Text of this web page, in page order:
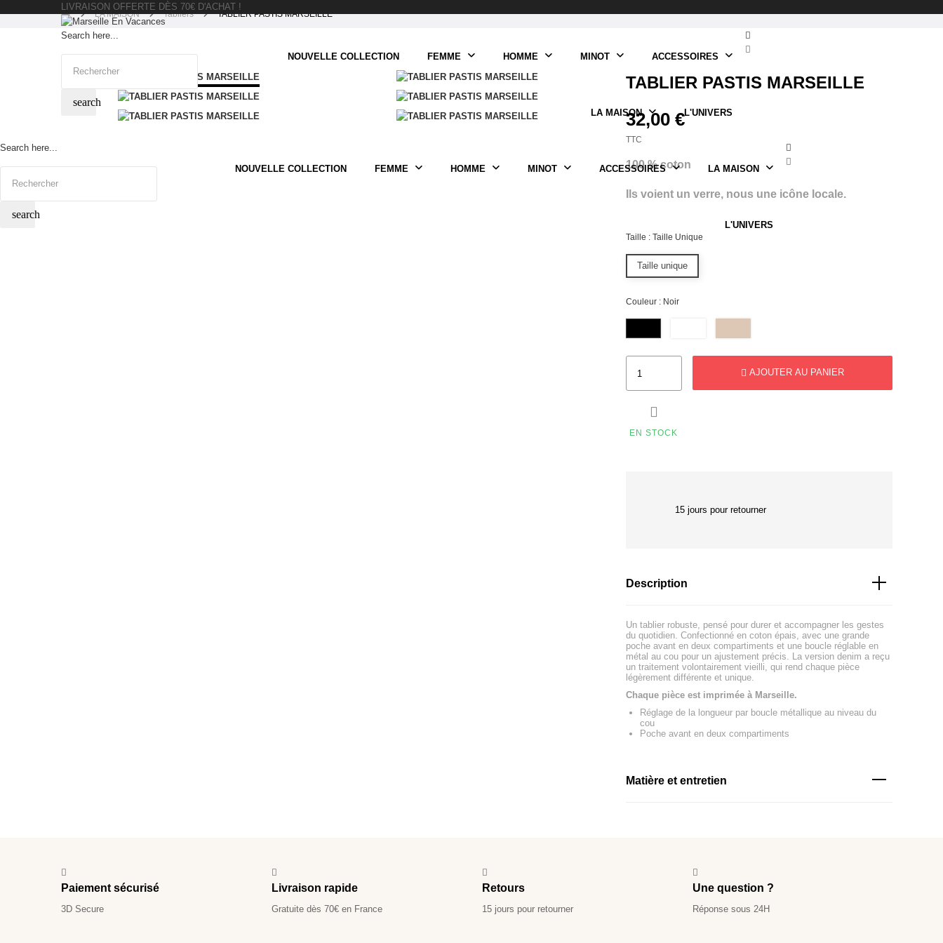
LIVRAISON OFFERTE DÈS 70€ D'ACHAT !
Search here...
search
NOUVELLE COLLECTION FEMME HOMME MINOT ACCESSOIRES
LA MAISON L'UNIVERS
Search here...
search
NOUVELLE COLLECTION FEMME HOMME MINOT ACCESSOIRES LA MAISON
L'UNIVERS
LA MAISON Tabliers TABLIER PASTIS MARSEILLE
TABLIER PASTIS MARSEILLE
32,00 €
TTC
100 % coton
Ils voient un verre, nous une icône locale.
Taille : Taille Unique
Taille unique
Couleur : Noir
AJOUTER AU PANIER

EN STOCK
15 jours pour retourner
Description
Un tablier robuste, pensé pour durer et accompagner les gestes
du quotidien. Confectionné en coton épais, avec une grande
poche avant en deux compartiments et une boucle réglable en
métal au cou pour un ajustement précis. La version denim a reçu
un traitement volontairement vieilli, qui rend chaque pièce
légèrement différente et unique.
Chaque pièce est imprimée à Marseille.
Réglage de la longueur par boucle métallique au niveau du
cou
Poche avant en deux compartiments
Matière et entretien
Paiement sécurisé
3D Secure
Livraison rapide
Gratuite dès 70€ en France
Retours
15 jours pour retourner
Une question ?
Réponse sous 24H